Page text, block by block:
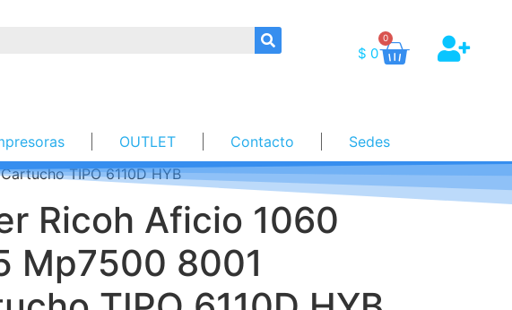
$ 0
0
OUTLET Contacto
Sedes
TIPO 6110D HYB
Ricoh Aficio 1060
Mp7500 8001